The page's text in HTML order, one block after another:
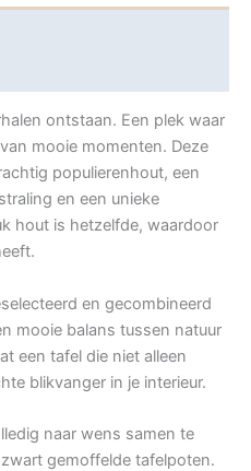
ontstaan. Een plek waar
mooie momenten. Deze
populierenhout, een
en een unieke
hout is hetzelfde, waardoor
en gecombineerd
mooie balans tussen natuur
een tafel die niet alleen
blikvanger in je interieur.
naar wens samen te
gemoffelde tafelpoten.